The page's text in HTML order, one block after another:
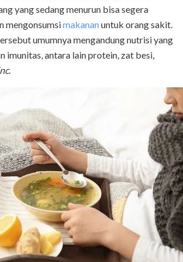
yang sedang menurun bisa segera
mengonsumsimakananuntuk orang sakit.
umumnya mengandung nutrisi yang
imunitas, antara lain protein, zat besi,
.